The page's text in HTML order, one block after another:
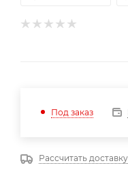
Под заказ
Рассчитать доставку